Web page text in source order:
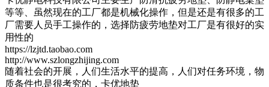
等等、虽然现在的工厂都是机械化操作，但是还是有很多的工
厂需要人员手工操作的，选择防疲劳地垫对工厂是有很好的实
用性的
https://lzjtd.taobao.com
http://www.szlongzhijing.com
随着社会的开展，人们生活水平的提高，人们对任务环境，物
质条件也是很考究的，卡优地垫